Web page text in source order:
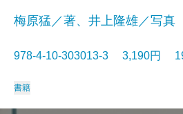
梅原猛／著、井上隆雄／写真
978-4-10-303013-3 3,190円
書籍